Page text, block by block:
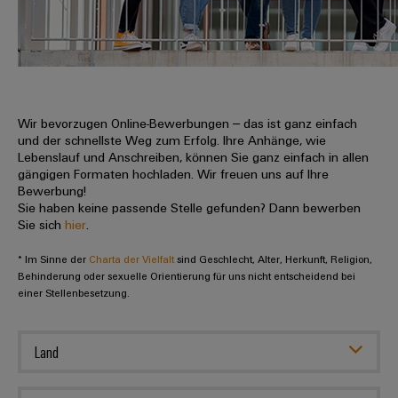
erlebbar
werden.
Datencenter
Produkte
für
Rechenzentren
–
effizient,
zuverlässig,
skalierbar
Energiespeicher
Lösungen
und
Anschlusstechnologie
DC-
u-
OS
Edge
Computing
Industrial
5G
Single
Leiterplattenklemmen
Gehäusesysteme
komponenten
Kabeleinführungssysteme
und
-
komponenten
Anschlussleitungen,
Patchkabel
Fast
Delivery
Beratung
und
digitale
Planung
easyConnect
-
Ihre
uns
Promotionfahrzeug
Distribution
Info
für
unsere
Partner
Vertrieb
Weidmüller
Zahlen
Unser
Vorstand
Nachhaltigkeit
Academy
People
Karriere
Stellen
für
Berufserfahrene
Für
Studierende
Werkstudententätigkeiten
Praktika
Abschlussarbeiten
Wir bevorzugen Online-Bewerbungen – das ist ganz einfach
und der schnellste Weg zum Erfolg. Ihre Anhänge, wie
Lebenslauf und Anschreiben, können Sie ganz einfach in allen
gängigen Formaten hochladen. Wir freuen uns auf Ihre
Bewerbung!
Sie haben keine passende Stelle gefunden? Dann bewerben
Sie sichhier
* Im Sinne der Charta der Vielfalt sind Geschlecht, Alter, Herkunft, Religion,
Behinderung oder sexuelle Orientierung für uns nicht entscheidend bei
einer Stellenbesetzung.
Land